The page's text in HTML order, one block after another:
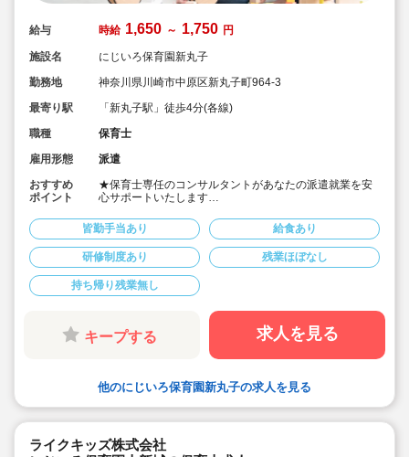
給与 時給 1,650 ～ 1,750 円
施設名
にじいろ保育園新丸子
勤務地
神奈川県川崎市中原区新丸子町964-3
最寄り駅
「新丸子駅」徒歩4分(各線)
職種
保育士
雇用形態
派遣
おすすめ
ポイント
★保育士専任のコンサルタントがあなたの派遣就業を安
心サポートいたします
分の認可保育園です
★時給1,650円～1,750円、別途交通費支給！
★時間固定＆土日祝休み！
★ワークライフバランス重視してご勤務いただけます
★４月スタートOK！
皆勤手当あり 給食あり
研修制度あり 残業ほぼなし
持ち帰り残業無し
キープする 求人を見る
他のにじいろ保育園新丸子の求人を見る
ライクキッズ株式会社